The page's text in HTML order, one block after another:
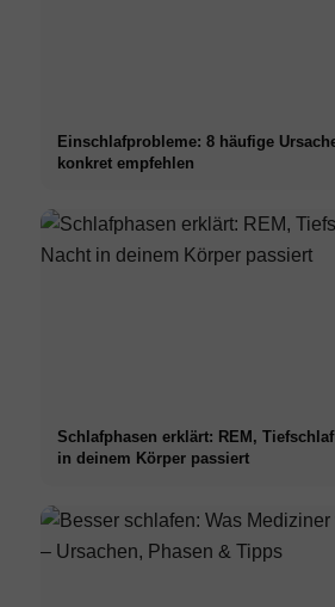
Einschlafprobleme: 8 häufige
konkret empfehlen
Schlafphasen erklärt: REM,
in deinem Körper passiert